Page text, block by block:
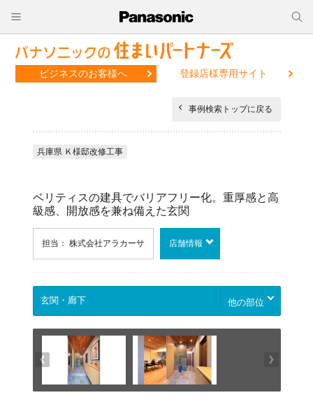
ビジネスのお客様へ 登録店様専用サイト
事例検索トップに戻る
兵庫県 Ｋ様邸改修工事
ベリティスの建具でバリアフリー化。重厚感と高
級感、開放感を兼ね備えた玄関
担当： 株式会社アラカーサ 店舗情報
他の部位